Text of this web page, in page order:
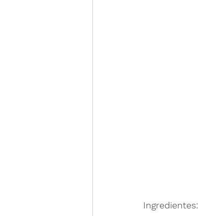
Ingredientes: